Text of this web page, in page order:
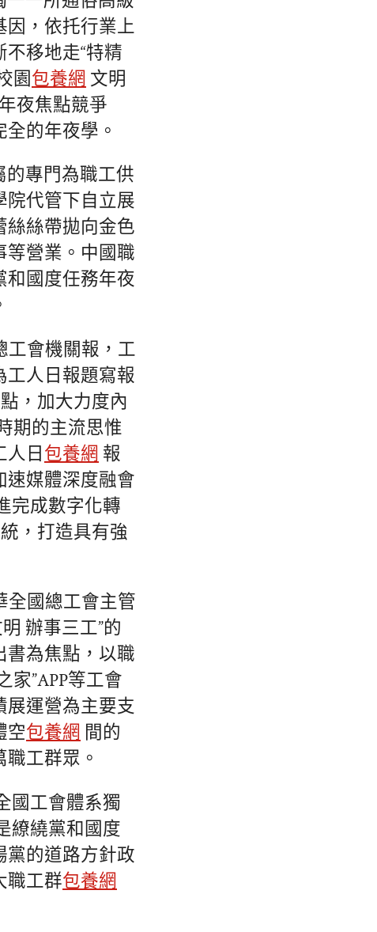
因，依托行業上
移地走“特精
園包養網 文明
夜焦點競爭
的年夜學。
的專門為職工供
院代管下自立展
絲絲帶拋向金色
等營業。中國職
和國度任務年夜
工會機關報，工
工人日報題寫報
，加大力度內
期的主流思惟
日 包養網 報
速媒體深度融會
完成數字化轉
，打造具有強
全國總工會主管
辦事三工”的
書為焦點，以職
”APP等工會
展運營為主要支
空包養網 間的
工群眾。
國工會體系獨
繚繞黨和國度
黨的道路方針政
職工群包養網